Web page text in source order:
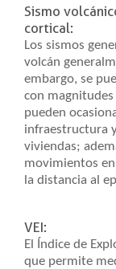
Sismo
cortical:
Los sismos
volcán
embargo, se
con
pueden
infraestructura
viviendas;
movimientos
la distancia al
VEI:
El Índice de
que permite